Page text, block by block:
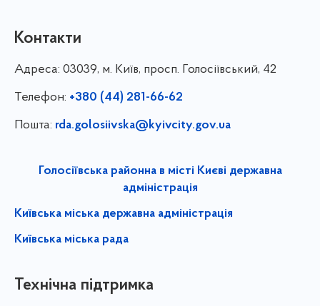
Контакти
Адреса: 03039, м. Київ, просп. Голосіївський, 42
Телефон: +380 (44) 281-66-62
Пошта: rda.golosiivska@kyivcity.gov.ua
Голосіївська районна в місті Києві державна
адміністрація
Київська міська державна адміністрація
Київська міська рада
Технічна підтримка